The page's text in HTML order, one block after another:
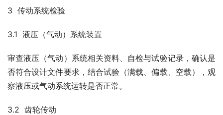
3  传动系统检验
3.1  液压（气动）系统装置
审查液压（气动）系统相关资料、自检与试验记录，确认是
否符合设计文件要求，结合试验（满载、偏载、空载），观
察液压或气动系统运转是否正常。
3.2  齿轮传动